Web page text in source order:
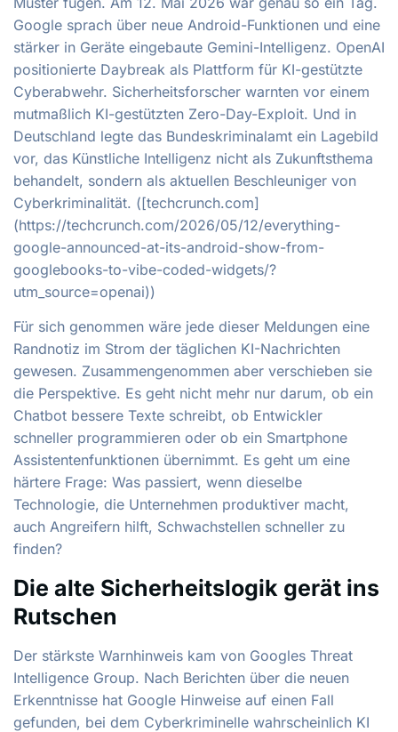
Google sprach über neue Android-Funktionen und eine
stärker in Geräte eingebaute Gemini-Intelligenz. OpenAI
positionierte Daybreak als Plattform für KI-gestützte
Cyberabwehr. Sicherheitsforscher warnten vor einem
mutmaßlich KI-gestützten Zero-Day-Exploit. Und in
Deutschland legte das Bundeskriminalamt ein Lagebild
vor, das Künstliche Intelligenz nicht als Zukunftsthema
behandelt, sondern als aktuellen Beschleuniger von
Cyberkriminalität. ([techcrunch.com]
(https://techcrunch.com/2026/05/12/everything-
google-announced-at-its-android-show-from-
googlebooks-to-vibe-coded-widgets/?
utm_source=openai))
Für sich genommen wäre jede dieser Meldungen eine
Randnotiz im Strom der täglichen KI-Nachrichten
gewesen. Zusammengenommen aber verschieben sie
die Perspektive. Es geht nicht mehr nur darum, ob ein
Chatbot bessere Texte schreibt, ob Entwickler
schneller programmieren oder ob ein Smartphone
Assistentenfunktionen übernimmt. Es geht um eine
härtere Frage: Was passiert, wenn dieselbe
Technologie, die Unternehmen produktiver macht,
auch Angreifern hilft, Schwachstellen schneller zu
finden?
Die alte Sicherheitslogik gerät ins
Rutschen
Der stärkste Warnhinweis kam von Googles Threat
Intelligence Group. Nach Berichten über die neuen
Erkenntnisse hat Google Hinweise auf einen Fall
gefunden, bei dem Cyberkriminelle wahrscheinlich KI